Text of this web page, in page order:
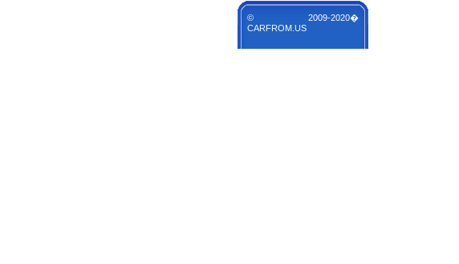
© 2009-2020�
CARFROM.US